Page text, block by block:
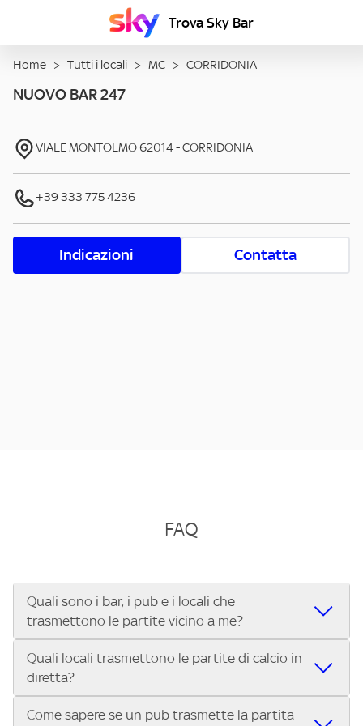
Trova Sky Bar
Home > Tutti i locali > MC > CORRIDONIA
NUOVO BAR 247
VIALE MONTOLMO62014-CORRIDONIA
+39 333 775 4236
Indicazioni Contatta
FAQ
Quali sono i bar, i pub e i locali che
trasmettono le partite vicino a me?
Se cerchi un bar, pub, ristorante o locale vicino a te per
vedere le partite di Serie A ENILIVE, la Serie C Sky Wifi, la
UEFA Champions League, la UEFA Europa League, la UEFA
Conference League, il Tennis, la Formula 1®, la MotoGP™ e
Quali locali trasmettono le partite di calcio in
diretta?
Vuoi sapere quali bar, pub o ristoranti mostrano le partite
Come sapere se un pub trasmette la partita